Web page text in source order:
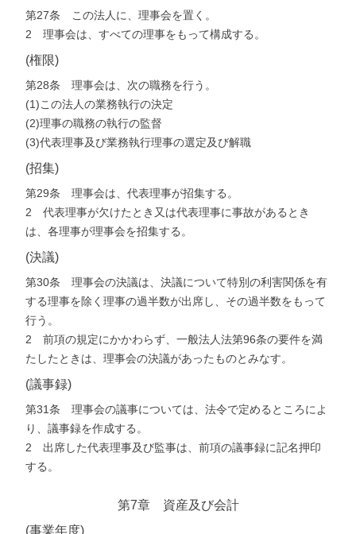
第27条 この法人に、理事会を置く。
2 理事会は、すべての理事をもって構成する。
(権限)
第28条 理事会は、次の職務を行う。
(1)この法人の業務執行の決定
(2)理事の職務の執行の監督
(3)代表理事及び業務執行理事の選定及び解職
(招集)
第29条 理事会は、代表理事が招集する。
2 代表理事が欠けたとき又は代表理事に事故があるとき
は、各理事が理事会を招集する。
(決議)
第30条 理事会の決議は、決議について特別の利害関係を有
する理事を除く理事の過半数が出席し、その過半数をもって
行う。
2 前項の規定にかかわらず、一般法人法第96条の要件を満
たしたときは、理事会の決議があったものとみなす。
(議事録)
第31条 理事会の議事については、法令で定めるところによ
り、議事録を作成する。
2 出席した代表理事及び監事は、前項の議事録に記名押印
する。
第7章 資産及び会計
(事業年度)